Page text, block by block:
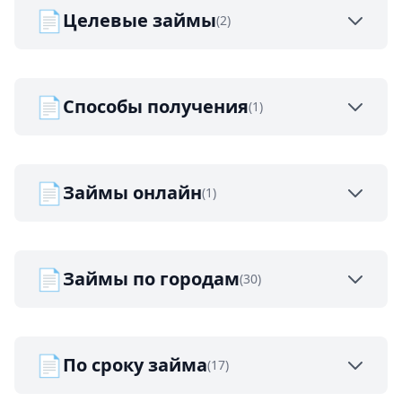
📄Целевые займы(2)
📄Способы получения(1)
📄Займы онлайн(1)
📄Займы по городам(30)
📄По сроку займа(17)